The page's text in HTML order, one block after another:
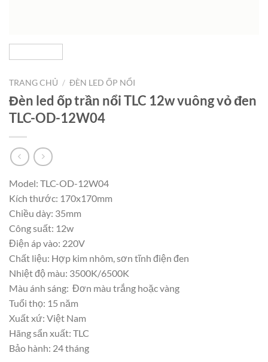
TRANG CHỦ / ĐÈN LED ỐP NỔI
Đèn led ốp trần nổi TLC 12w vuông vỏ đen
TLC-OD-12W04
Model: TLC-OD-12W04
Kích thước: 170x170mm
Chiều dày: 35mm
Công suất: 12w
Điện áp vào: 220V
Chất liệu: Hợp kim nhôm, sơn tĩnh điện đen
Nhiệt độ màu: 3500K/6500K
Màu ánh sáng: Đơn màu trắng hoặc vàng
Tuổi thọ: 15 năm
Xuất xứ: Việt Nam
Hãng sẩn xuất: TLC
Bảo hành: 24 tháng